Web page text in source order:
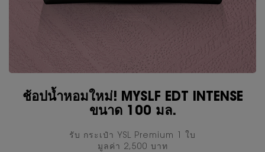
ช้อปน้ำหอมใหม่! MYSLF EDT INTENSE
ขนาด 100 มล.
รับ กระเป๋า YSL Premium 1 ใบ
มูลค่า 2,500 บาท